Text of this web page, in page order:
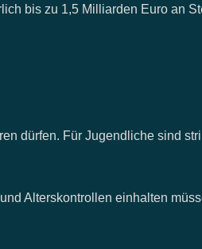
bis zu 1,5 Milliarden Euro an
dürfen. Für Jugendliche sind
Alterskontrollen einhalten